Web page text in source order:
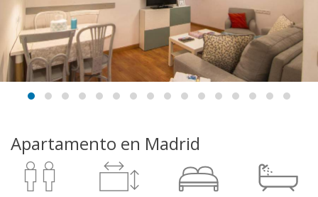
Apartamento en Madrid